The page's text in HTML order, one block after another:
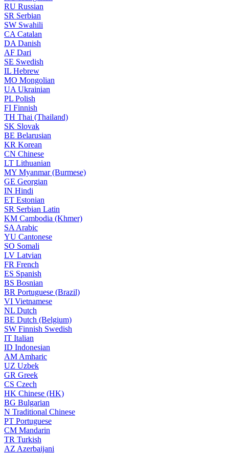
RU Russian
SR Serbian
SW Swahili
CA Catalan
DA Danish
AF Dari
SE Swedish
IL Hebrew
MO Mongolian
UA Ukrainian
PL Polish
FI Finnish
TH Thai (Thailand)
SK Slovak
BE Belarusian
KR Korean
CN Chinese
LT Lithuanian
MY Myanmar (Burmese)
GE Georgian
IN Hindi
ET Estonian
SR Serbian Latin
KM Cambodia (Khmer)
SA Arabic
YU Cantonese
SO Somali
LV Latvian
FR French
ES Spanish
BS Bosnian
BR Portuguese (Brazil)
VI Vietnamese
NL Dutch
BE Dutch (Belgium)
SW Finnish Swedish
IT Italian
ID Indonesian
AM Amharic
UZ Uzbek
GR Greek
CS Czech
HK Chinese (HK)
BG Bulgarian
N Traditional Chinese
PT Portuguese
CM Mandarin
TR Turkish
AZ Azerbaijani